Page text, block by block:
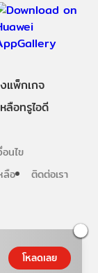
โหลดเลย
แพ็กเกจ
ลือทรูไอดี
นไข
ลือ ติดต่อเรา